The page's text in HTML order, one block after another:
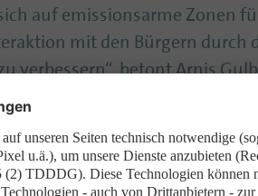
auf emissionsarme Zonen
mit den Bürgern durch
verbessern“, betont Arnis
in der digitalen
liegt.
Riga gut aufgestellt: Die